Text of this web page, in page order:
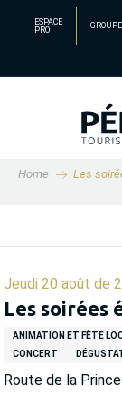
principal
ESPACE
PRO
Home Les
Jeudi 20 août de
Les soirées
ANIMATION ET FÊTE
CONCERT
Route de la